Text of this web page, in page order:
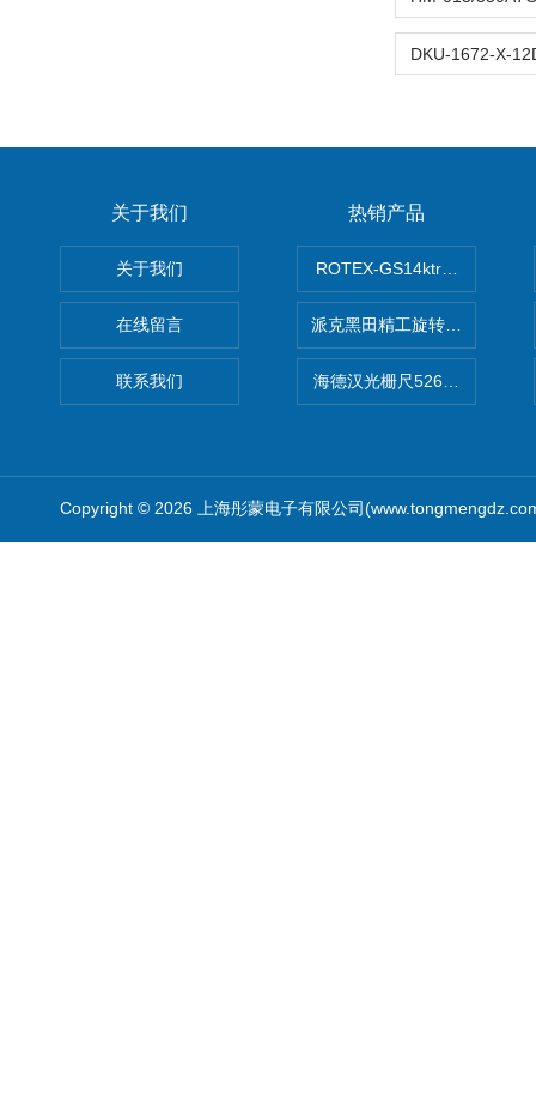
关于我们
关于我们
在线留言
联系我们
热销产品
ROTEX-GS14ktr梅花连轴器
派克黑田精工旋转气缸
海德汉光栅尺526974-09
Copyright © 2026 上海彤蒙电子有限公司